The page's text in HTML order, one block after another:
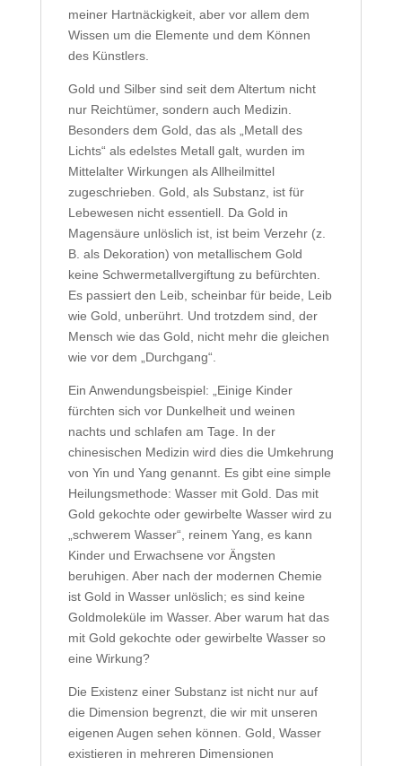
meiner Hartnäckigkeit, aber vor allem dem
Wissen um die Elemente und dem Können
des Künstlers.
Gold und Silber sind seit dem Altertum nicht
nur Reichtümer, sondern auch Medizin.
Besonders dem Gold, das als „Metall des
Lichts“ als edelstes Metall galt, wurden im
Mittelalter Wirkungen als Allheilmittel
zugeschrieben. Gold, als Substanz, ist für
Lebewesen nicht essentiell. Da Gold in
Magensäure unlöslich ist, ist beim Verzehr (z.
B. als Dekoration) von metallischem Gold
keine Schwermetallvergiftung zu befürchten.
Es passiert den Leib, scheinbar für beide, Leib
wie Gold, unberührt. Und trotzdem sind, der
Mensch wie das Gold, nicht mehr die gleichen
wie vor dem „Durchgang“.
Ein Anwendungsbeispiel: „Einige Kinder
fürchten sich vor Dunkelheit und weinen
nachts und schlafen am Tage. In der
chinesischen Medizin wird dies die Umkehrung
von Yin und Yang genannt. Es gibt eine simple
Heilungsmethode: Wasser mit Gold. Das mit
Gold gekochte oder gewirbelte Wasser wird zu
„schwerem Wasser“, reinem Yang, es kann
Kinder und Erwachsene vor Ängsten
beruhigen. Aber nach der modernen Chemie
ist Gold in Wasser unlöslich; es sind keine
Goldmoleküle im Wasser. Aber warum hat das
mit Gold gekochte oder gewirbelte Wasser so
eine Wirkung?
Die Existenz einer Substanz ist nicht nur auf
die Dimension begrenzt, die wir mit unseren
eigenen Augen sehen können. Gold, Wasser
existieren in mehreren Dimensionen